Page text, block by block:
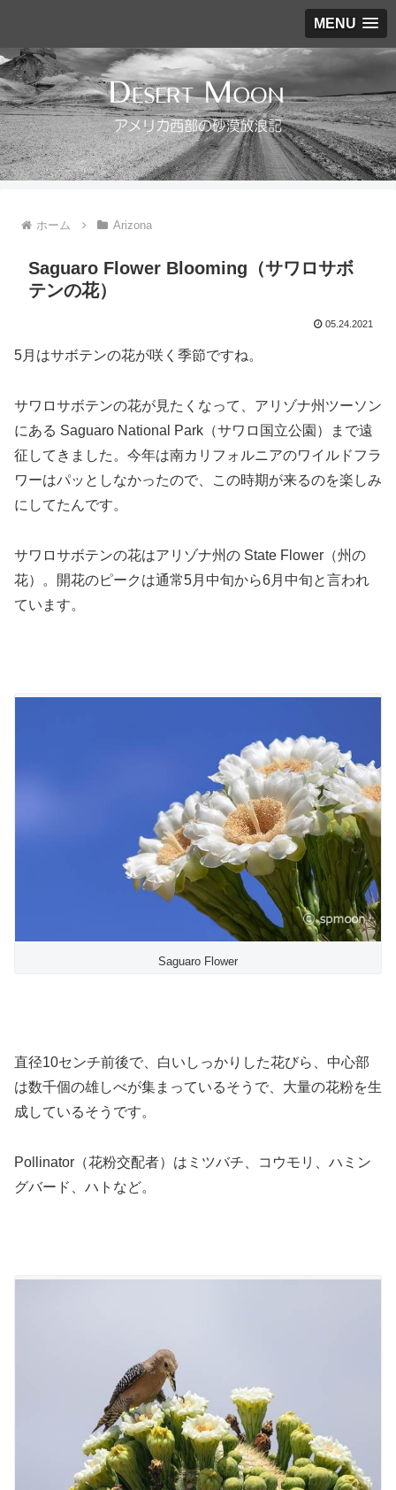
MENU
ホーム Arizona
Saguaro Flower Blooming（サワロサボ
テンの花）
05.24.2021
5月はサボテンの花が咲く季節ですね。
サワロサボテンの花が見たくなって、アリゾナ州ツーソン
にある Saguaro National Park（サワロ国立公園）まで遠
征してきました。今年は南カリフォルニアのワイルドフラ
ワーはパッとしなかったので、この時期が来るのを楽しみ
にしてたんです。
サワロサボテンの花はアリゾナ州の State Flower（州の
花）。開花のピークは通常5月中旬から6月中旬と言われ
ています。
Saguaro Flower
直径10センチ前後で、白いしっかりした花びら、中心部
は数千個の雄しべが集まっているそうで、大量の花粉を生
成しているそうです。
Pollinator（花粉交配者）はミツバチ、コウモリ、ハミン
グバード、ハトなど。